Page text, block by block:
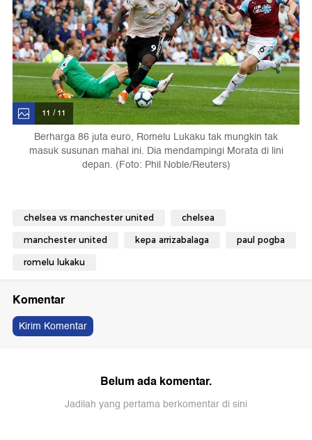
11 / 11
Berharga 86 juta euro, Romelu Lukaku tak mungkin tak
masuk susunan mahal ini. Dia mendampingi Morata di lini
depan. (Foto: Phil Noble/Reuters)
chelsea vs manchester united chelsea
manchester united kepa arrizabalaga paul pogba
romelu lukaku
Komentar
Kirim Komentar
Belum ada komentar.
Jadilah yang pertama berkomentar di sini